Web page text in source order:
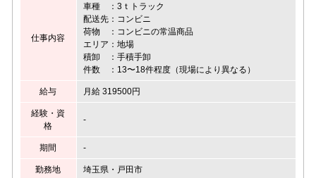
仕事内容
車種 ：3ｔトラック
配送先：コンビニ
荷物 ：コンビニの常温商品
エリア：地場
積卸 ：手積手卸
件数 ：13〜18件程度（現場により異なる）
給与 月給 319500円
経験・資
格
-
期間 -
勤務地 埼玉県・戸田市